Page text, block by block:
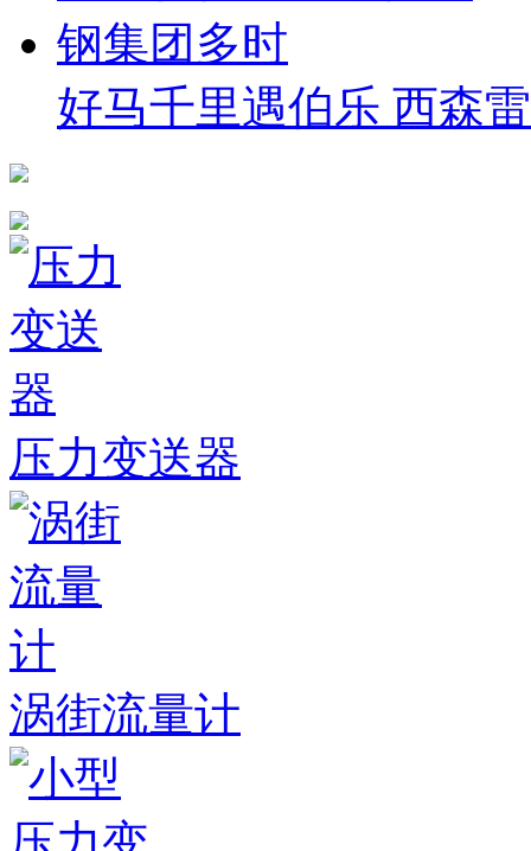
好马千里遇伯乐 西森
压力变送器
涡街流量计